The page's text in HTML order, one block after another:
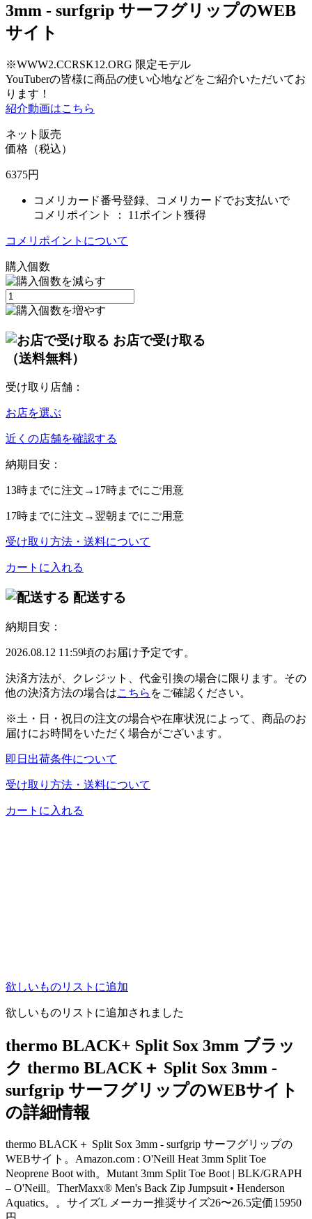
3mm - surfgrip サーフグリップのWEB
サイト
※WWW2.CCRSK12.ORG 限定モデル
YouTuberの皆様に商品の使い心地などをご紹介いただいてお
ります！
紹介動画はこちら
ネット販売
価格（税込）
6375円
コメリカード番号登録、コメリカードでお支払いで
コメリポイント ： 11ポイント獲得
コメリポイントについて
購入個数
お店で受け取る
（送料無料）
受け取り店舗：
お店を選ぶ
近くの店舗を確認する
納期目安：
13時までに注文→ 17時までにご用意
17時までに注文→ 翌朝 までにご用意
受け取り方法・送料について
カートに入れる
配送する
納期目安：
2026.08.12 11:59頃のお届け予定です。
決済方法が、クレジット、代金引換の場合に限ります。その
他の決済方法の場合はこちら をご確認ください。
※土・日・祝日の注文の場合や在庫状況によって、商品のお
届けにお時間をいただく場合がございます。
即日出荷条件について
受け取り方法・送料について
カートに入れる
欲しいものリストに追加
欲しいものリストに追加されました
thermo BLACK+ Split Sox 3mm ブラッ
ク thermo BLACK＋ Split Sox 3mm -
surfgrip サーフグリップのWEBサイト
の詳細情報
thermo BLACK＋ Split Sox 3mm - surfgrip サーフグリップの
WEBサイト。Amazon.com : O'Neill Heat 3mm Split Toe
Neoprene Boot with。Mutant 3mm Split Toe Boot | BLK/GRAPH
– O'Neill。TherMaxx® Men's Back Zip Jumpsuit • Henderson
Aquatics。。サイズL メーカー推奨サイズ26〜26.5定価15950